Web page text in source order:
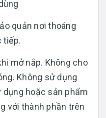
quản nơi thoáng
tiếp.
mở nắp. Không cho
Không sử dụng
hoặc sản phẩm
với thành phần trên